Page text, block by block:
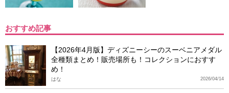
おすすめ記事
【2026年4月版】ディズニーシーのスーベニアメダル
全種類まとめ！販売場所も！コレクションにおすす
め！
2026/04/14
はな